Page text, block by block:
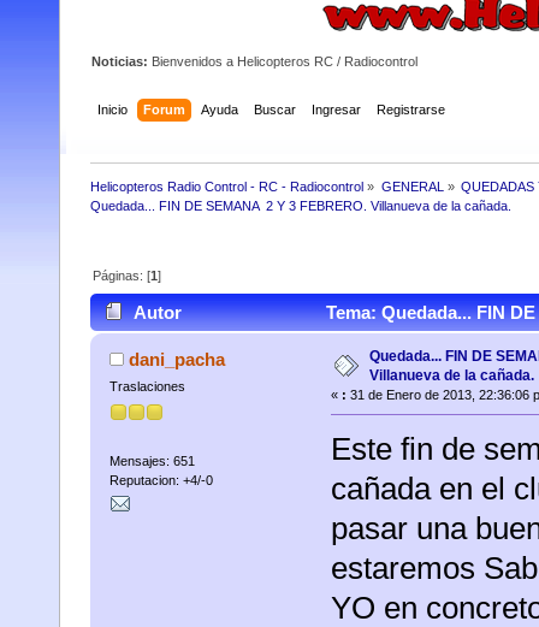
Noticias: Bienvenidos a Helicopteros RC / Radiocontrol
Inicio Forum Ayuda Buscar Ingresar Registrarse
Helicopteros Radio Control - RC - Radiocontrol » GENERAL » QUEDADAS
Quedada... FIN DE SEMANA  2 Y 3 FEBRERO. Villanueva de la cañada.
Páginas: [1]
Autor
Tema: Quedada... FIN
10837 veces)
dani_pacha
Traslaciones
Mensajes: 651
Reputacion: +4/-0
Quedada... FIN DE
Villanueva de la cañada.
« : 31 de Enero de 2013, 22:36:06
Este fin de
cañada en el
pasar una
estaremos
YO en